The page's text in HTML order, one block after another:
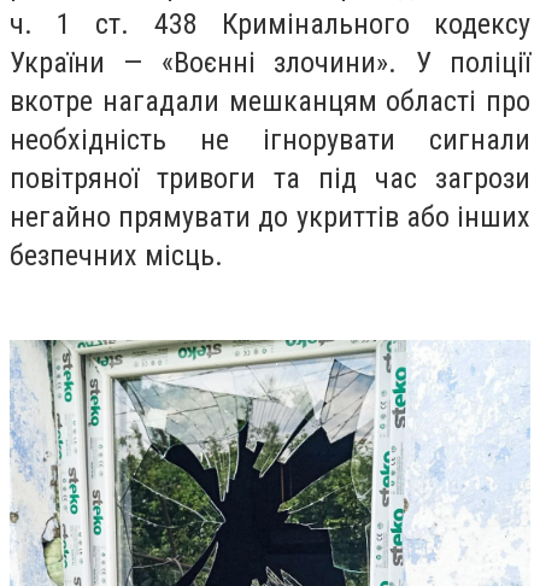
ч. 1 ст. 438 Кримінального кодексу
України — «Воєнні злочини». У поліції
вкотре нагадали мешканцям області про
необхідність не ігнорувати сигнали
повітряної тривоги та під час загрози
негайно прямувати до укриттів або інших
безпечних місць.